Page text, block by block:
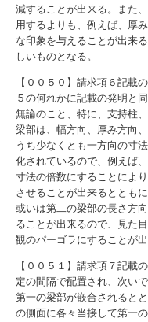
減することが出来る。また
用するよりも、例えば、厚
な印象を与えることが出来
しいものとなる。
【００５０】請求項６記載
５の何れかに記載の発明と
無論のこと、特に、支持柱
梁部は、幅方向、厚み方向
うち少なくとも一方向の寸
化されているので、例えば
寸法の倍数にすることによ
させることが出来るととも
或いは第二の梁部の長さ方
ることが出来るので、見た
観のパーゴラにすることが出
【００５１】請求項７記載
定の間隔で配置され、次い
第一の梁部が嵌合されると
の側面に各々当接して第一